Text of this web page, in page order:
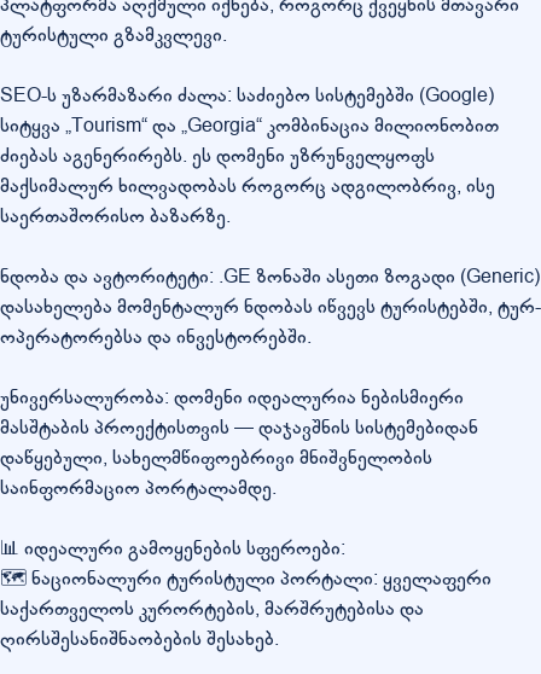
ტურისტული გზამკვლევი.
SEO-ს უზარმაზარი ძალა: საძიებო სისტემებში (Google)
სიტყვა „Tourism“ და „Georgia“ კომბინაცია მილიონობით
ძიებას აგენერირებს. ეს დომენი უზრუნველყოფს
მაქსიმალურ ხილვადობას როგორც ადგილობრივ, ისე
საერთაშორისო ბაზარზე.
ნდობა და ავტორიტეტი: .GE ზონაში ასეთი ზოგადი (Generic)
დასახელება მომენტალურ ნდობას იწვევს ტურისტებში, ტურ-
ოპერატორებსა და ინვესტორებში.
უნივერსალურობა: დომენი იდეალურია ნებისმიერი
მასშტაბის პროექტისთვის — დაჯავშნის სისტემებიდან
დაწყებული, სახელმწიფოებრივი მნიშვნელობის
საინფორმაციო პორტალამდე.
📊 იდეალური გამოყენების სფეროები:
🗺️ ნაციონალური ტურისტული პორტალი: ყველაფერი
საქართველოს კურორტების, მარშრუტებისა და
ღირსშესანიშნაობების შესახებ.